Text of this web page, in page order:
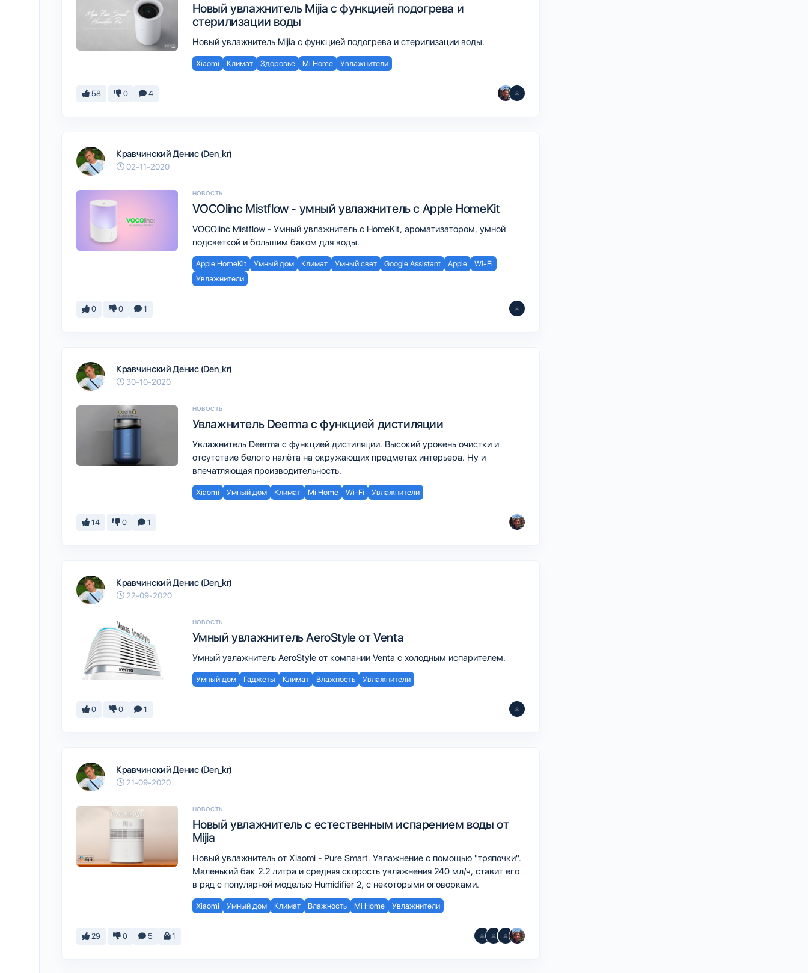
Новый увлажнитель Mijia с функцией подогрева и
стерилизации воды
Новый увлажнитель Mijia с функцией подогрева и стерилизации воды.
Xiaomi Климат Здоровье Mi Home Увлажнители
58 0 4
Кравчинский Денис (Den_kr)
02-11-2020
НОВОСТЬ
VOCOlinc Mistflow - умный увлажнитель с Apple HomeKit
VOCOlinc Mistflow - Умный увлажнитель с HomeKit, ароматизатором, умной
подсветкой и большим баком для воды.
Apple HomeKit Умный дом Климат Умный свет Google Assistant Apple
Wi-Fi
Увлажнители
0 0 1
Кравчинский Денис (Den_kr)
30-10-2020
НОВОСТЬ
Увлажнитель Deerma c функцией дистиляции
Увлажнитель Deerma c функцией дистиляции. Высокий уровень очистки и
отсутствие белого налёта на окружающих предметах интерьера. Ну и
впечатляющая производительность.
Xiaomi Умный дом Климат Mi Home Wi-Fi Увлажнители
14 0 1
Кравчинский Денис (Den_kr)
22-09-2020
НОВОСТЬ
Умный увлажнитель AeroStyle от Venta
Умный увлажнитель AeroStyle от компании Venta с холодным испарителем.
Умный дом Гаджеты Климат Влажность Увлажнители
0 0 1
Кравчинский Денис (Den_kr)
21-09-2020
НОВОСТЬ
Новый увлажнитель с естественным испарением воды от
Mijia
Новый увлажнитель от Xiaomi - Pure Smart. Увлажнение с помощью "тряпочки".
Маленький бак 2.2 литра и средняя скорость увлажнения 240 мл/ч, ставит его
в ряд с популярной моделью Humidifier 2, с некоторыми оговорками.
Xiaomi Умный дом Климат Влажность Mi Home Увлажнители
29 0 5 1